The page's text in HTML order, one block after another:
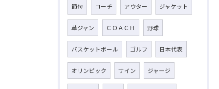
節句 コーチ アウター ジャケット
革ジャン ＣＯＡＣＨ 野球
バスケットボール ゴルフ 日本代表
オリンピック サイン ジャージ